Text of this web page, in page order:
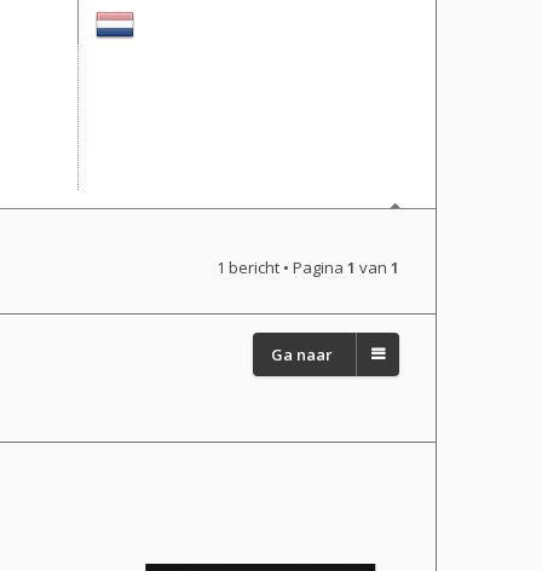
1 bericht • Pagina 1 van 1
Ga naar